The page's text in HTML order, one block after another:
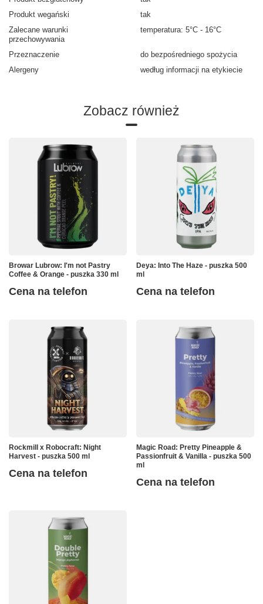
Produkt wegański
tak
Zalecane warunki
przechowywania
temperatura: 5°C - 16°C
Przeznaczenie
do bezpośredniego spożycia
Alergeny
według informacji na etykiecie
Zobacz również
Browar Lubrow: I'm not Pastry
Coffee & Orange - puszka 330 ml
Cena na telefon
Deya: Into The Haze - puszka 500
ml
Cena na telefon
Rockmill x Robocraft: Night
Harvest - puszka 500 ml
Cena na telefon
Magic Road: Pretty Pineapple &
Passionfruit & Vanilla - puszka 500
ml
Cena na telefon